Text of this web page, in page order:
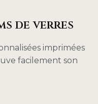
de verres
imprimées
facilement son